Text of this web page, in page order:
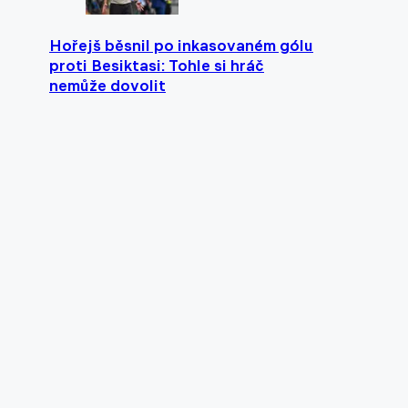
Hořejš běsnil po inkasovaném gólu
proti Besiktasi: Tohle si hráč
nemůže dovolit